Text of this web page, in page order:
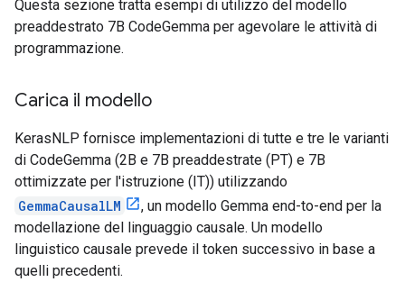
Questa sezione tratta esempi di utilizzo del modello
preaddestrato 7B CodeGemma per agevolare le attività di
programmazione.
Carica il modello
KerasNLP fornisce implementazioni di tutte e tre le varianti
di CodeGemma (2B e 7B preaddestrate (PT) e 7B
ottimizzate per l'istruzione (IT)) utilizzando
GemmaCausalLM
, un modello Gemma end-to-end per la
modellazione del linguaggio causale. Un modello
linguistico causale prevede il token successivo in base a
quelli precedenti.